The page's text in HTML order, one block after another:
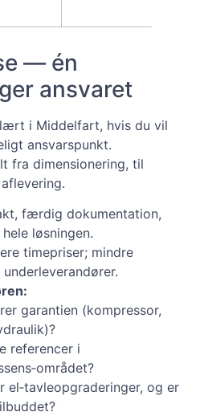
— én
ansvaret
i Middelfart, hvis du vil
ansvarspunkt.
fra dimensionering, til
færdig dokumentation,
løsningen.
timepriser; mindre
garantien (kompressor,
referencer i
el‑tavleopgraderinger, og er